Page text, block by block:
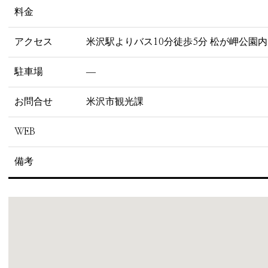
料金
アクセス 米沢駅よりバス10分徒歩5分 松が岬公園内
駐車場 ―
お問合せ 米沢市観光課
WEB
備考